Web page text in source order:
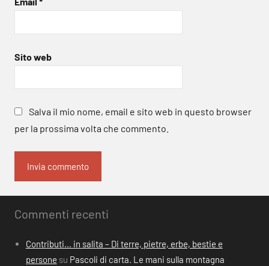
Sito web
Salva il mio nome, email e sito web in questo browser
per la prossima volta che commento.
Commenti recenti
Contributi… in salita – Di terre, pietre, erbe, bestie e
persone su Pascoli di carta. Le mani sulla montagna